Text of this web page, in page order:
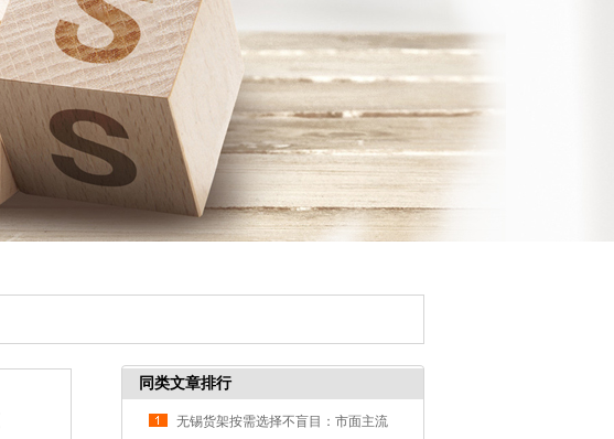
同类文章排行
无锡货架按需选择不盲目：市面主流